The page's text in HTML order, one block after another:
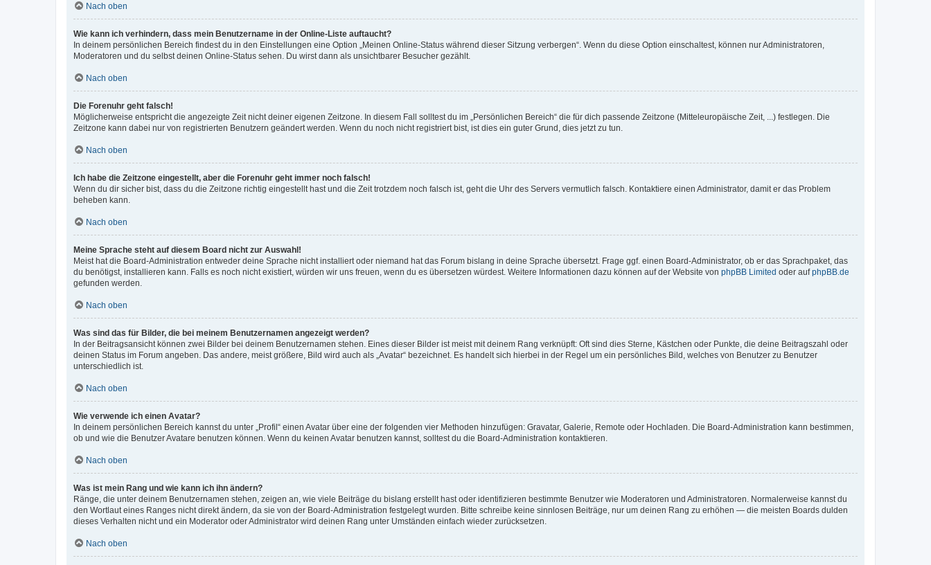
Nach oben
Wie kann ich verhindern, dass mein Benutzername in der Online-Liste auftaucht?
In deinem persönlichen Bereich findest du in den Einstellungen eine Option „Meinen Online-Status während dieser Sitzung verbergen“. Wenn du diese Option einschaltest, können nur Administratoren,
Moderatoren und du selbst deinen Online-Status sehen. Du wirst dann als unsichtbarer Besucher gezählt.
Nach oben
Die Forenuhr geht falsch!
Möglicherweise entspricht die angezeigte Zeit nicht deiner eigenen Zeitzone. In diesem Fall solltest du im „Persönlichen Bereich“ die für dich passende Zeitzone (Mitteleuropäische Zeit, ...) festlegen. Die
Zeitzone kann dabei nur von registrierten Benutzern geändert werden. Wenn du noch nicht registriert bist, ist dies ein guter Grund, dies jetzt zu tun.
Nach oben
Ich habe die Zeitzone eingestellt, aber die Forenuhr geht immer noch falsch!
Wenn du dir sicher bist, dass du die Zeitzone richtig eingestellt hast und die Zeit trotzdem noch falsch ist, geht die Uhr des Servers vermutlich falsch. Kontaktiere einen Administrator, damit er das Problem
beheben kann.
Nach oben
Meine Sprache steht auf diesem Board nicht zur Auswahl!
Meist hat die Board-Administration entweder deine Sprache nicht installiert oder niemand hat das Forum bislang in deine Sprache übersetzt. Frage ggf. einen Board-Administrator, ob er das Sprachpaket, das
du benötigst, installieren kann. Falls es noch nicht existiert, würden wir uns freuen, wenn du es übersetzen würdest. Weitere Informationen dazu können auf der Website von phpBB Limited oder aufphpBB.de
gefunden werden.
Nach oben
Was sind das für Bilder, die bei meinem Benutzernamen angezeigt werden?
In der Beitragsansicht können zwei Bilder bei deinem Benutzernamen stehen. Eines dieser Bilder ist meist mit deinem Rang verknüpft: Oft sind dies Sterne, Kästchen oder Punkte, die deine Beitragszahl oder
deinen Status im Forum angeben. Das andere, meist größere, Bild wird auch als „Avatar“ bezeichnet. Es handelt sich hierbei in der Regel um ein persönliches Bild, welches von Benutzer zu Benutzer
unterschiedlich ist.
Nach oben
Wie verwende ich einen Avatar?
In deinem persönlichen Bereich kannst du unter „Profil“ einen Avatar über eine der folgenden vier Methoden hinzufügen: Gravatar, Galerie, Remote oder Hochladen. Die Board-Administration kann bestimmen,
ob und wie die Benutzer Avatare benutzen können. Wenn du keinen Avatar benutzen kannst, solltest du die Board-Administration kontaktieren.
Nach oben
Was ist mein Rang und wie kann ich ihn ändern?
Ränge, die unter deinem Benutzernamen stehen, zeigen an, wie viele Beiträge du bislang erstellt hast oder identifizieren bestimmte Benutzer wie Moderatoren und Administratoren. Normalerweise kannst du
den Wortlaut eines Ranges nicht direkt ändern, da sie von der Board-Administration festgelegt wurden. Bitte schreibe keine sinnlosen Beiträge, nur um deinen Rang zu erhöhen — die meisten Boards dulden
dieses Verhalten nicht und ein Moderator oder Administrator wird deinen Rang unter Umständen einfach wieder zurücksetzen.
Nach oben